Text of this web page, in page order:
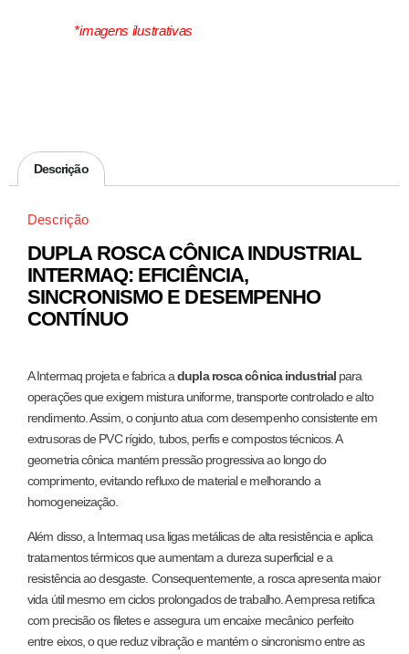
*imagens ilustrativas
Descrição
Descrição
DUPLA ROSCA CÔNICA INDUSTRIAL
INTERMAQ: EFICIÊNCIA,
SINCRONISMO E DESEMPENHO
CONTÍNUO
A Intermaq projeta e fabrica adupla rosca cônica industrial para
operações que exigem mistura uniforme, transporte controlado e alto
rendimento. Assim, o conjunto atua com desempenho consistente em
extrusoras de PVC rígido, tubos, perfis e compostos técnicos. A
geometria cônica mantém pressão progressiva ao longo do
comprimento, evitando refluxo de material e melhorando a
homogeneização.
Além disso, a Intermaq usa ligas metálicas de alta resistência e aplica
tratamentos térmicos que aumentam a dureza superficial e a
resistência ao desgaste. Consequentemente, a rosca apresenta maior
vida útil mesmo em ciclos prolongados de trabalho. A empresa retifica
com precisão os filetes e assegura um encaixe mecânico perfeito
entre eixos, o que reduz vibração e mantém o sincronismo entre as